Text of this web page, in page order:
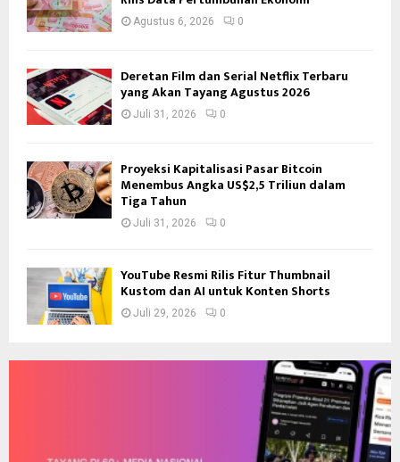
Agustus 6, 2026 0
Deretan Film dan Serial Netflix Terbaru
yang Akan Tayang Agustus 2026
Juli 31, 2026 0
Proyeksi Kapitalisasi Pasar Bitcoin
Menembus Angka US$2,5 Triliun dalam
Tiga Tahun
Juli 31, 2026 0
YouTube Resmi Rilis Fitur Thumbnail
Kustom dan AI untuk Konten Shorts
Juli 29, 2026 0